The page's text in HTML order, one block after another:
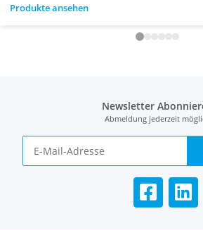
Produkte ansehen
Newsletter
Abmeldung jederzeit